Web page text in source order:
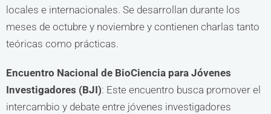
locales e internacionales. Se desarrollan durante los
meses de octubre y noviembre y contienen charlas tanto
teóricas como prácticas.
Encuentro Nacional de BioCiencia para Jóvenes
Investigadores (BJI): Este encuentro busca promover el
intercambio y debate entre jóvenes investigadores